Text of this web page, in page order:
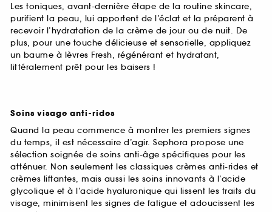
Les toniques, avant-dernière étape de la routine skincare,
purifient la peau, lui apportent de l’éclat et la préparent à
recevoir l’hydratation de la crème de jour ou de nuit. De
plus, pour une touche délicieuse et sensorielle, appliquez
un baume à lèvres Fresh, régénérant et hydratant,
littéralement prêt pour les baisers !
Soins visage anti-rides
Quand la peau commence à montrer les premiers signes
du temps, il est nécessaire d’agir. Sephora propose une
sélection soignée de soins anti-âge spécifiques pour les
atténuer. Non seulement les classiques crèmes anti-rides et
crèmes liftantes, mais aussi les soins innovants à l’acide
glycolique et à l’acide hyaluronique qui lissent les traits du
visage, minimisent les signes de fatigue et adoucissent les